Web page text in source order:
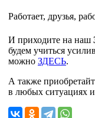
Работает, друзья,
И приходите на наш
будем учиться
можно ЗДЕСЬ.
А также
в любых ситуациях